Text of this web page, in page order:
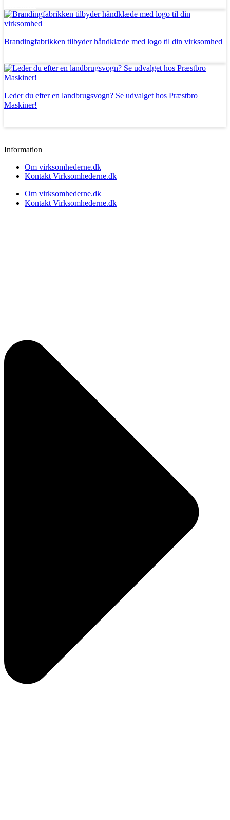
Brandingfabrikken tilbyder håndklæde med logo til din virksomhed
Leder du efter en landbrugsvogn? Se udvalget hos Præstbro
Maskiner!
Information
Om virksomhederne.dk
Kontakt Virksomhederne.dk
Om virksomhederne.dk
Kontakt Virksomhederne.dk